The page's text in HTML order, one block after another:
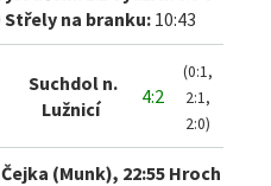
Střely na branku: 10:43
Suchdol n.
Lužnicí
4:2
(0:1,
2:1,
2:0)
(Munk), 22:55 Hroch